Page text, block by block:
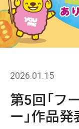
2026.01.15
第5回「フ
ー」作品発